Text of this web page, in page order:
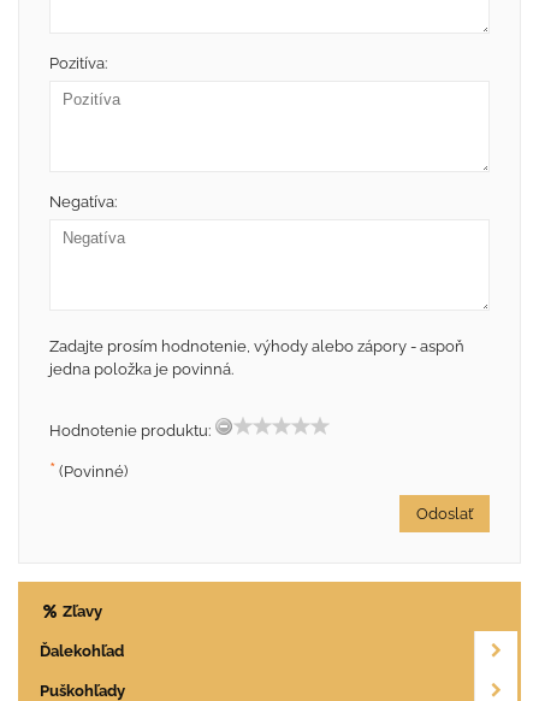
Pozitíva:
Negatíva:
Zadajte prosím hodnotenie, výhody alebo zápory - aspoň
jedna položka je povinná.
Hodnotenie produktu:
* (Povinné)
Odoslať
Zľavy
Ďalekohľad
Puškohľady